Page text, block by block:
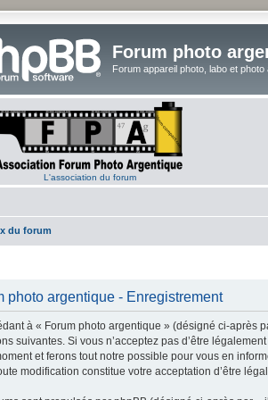
Forum photo
Forum appareil photo, labo et photo
L'association du forum
du forum
photo argentique - Enregistrement
à « Forum photo argentique » (désigné ci-après
suivantes. Si vous n’acceptez pas d’être
et ferons tout notre possible pour vous en
modification constitue votre acceptation d’être